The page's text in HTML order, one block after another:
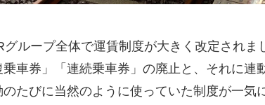
グループ全体で運賃制度が大きく改定され
車券」「連続乗車券」の廃止と、それに連
たびに当然のように使っていた制度が一気